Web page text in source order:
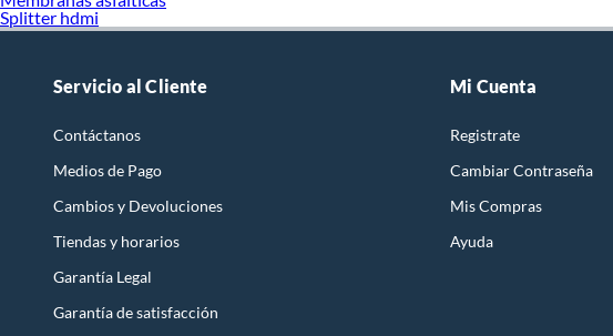
Splitter hdmi
Servicio al Cliente
Contáctanos
Medios de Pago
Cambios y Devoluciones
Tiendas y horarios
Garantía Legal
Garantía de satisfacción
Mi Cuenta
Registrate
Cambiar Contraseña
Mis Compras
Ayuda